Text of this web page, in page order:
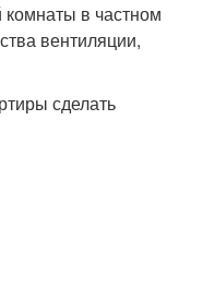
в частном
вентиляции,